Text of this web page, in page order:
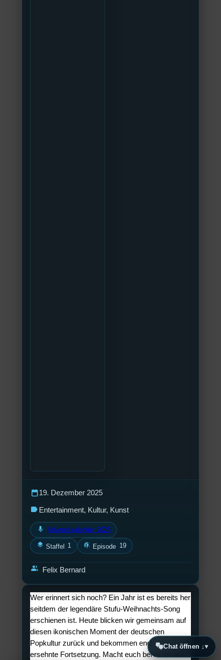
Wer erinnert sich noch? Ein Jahr ist es bereits her
seitdem der legendäre Stufu-Weihnachts-Song
erschienen ist. Heute blicken wir gemeinsam auf
diesen ikonischen Moment der deutschen
Popkultur zurück und bekommen endlich die lang
ersehnte Fortsetzung. Macht euch bereit für den
calendar_today19. Dezember 2025
label Entertainment, Kultur, Kunst
mic Adventskalender 2025
layers Staffel 1 podcasts Episode 19
group Felix Bernard
Chat öffnen ↓